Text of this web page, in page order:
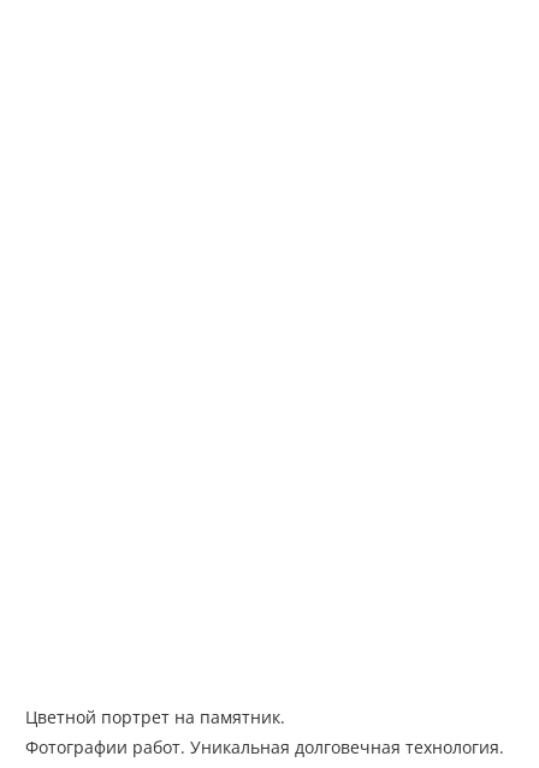
Цветной портрет на памятник.
Фотографии работ. Уникальная долговечная технология.